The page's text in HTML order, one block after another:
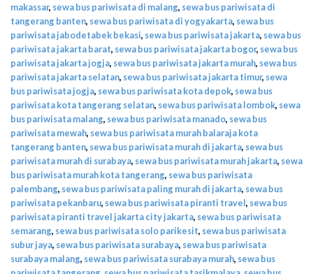
makassar, sewa bus pariwisata di malang, sewa bus pariwisata di
tangerang banten, sewa bus pariwisata di yogyakarta, sewa bus
pariwisata jabodetabek bekasi, sewa bus pariwisata jakarta, sewa bus
pariwisata jakarta barat, sewa bus pariwisata jakarta bogor, sewa bus
pariwisata jakarta jogja, sewa bus pariwisata jakarta murah, sewa bus
pariwisata jakarta selatan, sewa bus pariwisata jakarta timur, sewa
bus pariwisata jogja, sewa bus pariwisata kota depok, sewa bus
pariwisata kota tangerang selatan, sewa bus pariwisata lombok, sewa
bus pariwisata malang, sewa bus pariwisata manado, sewa bus
pariwisata mewah, sewa bus pariwisata murah balaraja kota
tangerang banten, sewa bus pariwisata murah di jakarta, sewa bus
pariwisata murah di surabaya, sewa bus pariwisata murah jakarta, sewa
bus pariwisata murah kota tangerang, sewa bus pariwisata
palembang, sewa bus pariwisata paling murah di jakarta, sewa bus
pariwisata pekanbaru, sewa bus pariwisata piranti travel, sewa bus
pariwisata piranti travel jakarta city jakarta, sewa bus pariwisata
semarang, sewa bus pariwisata solo parikesit, sewa bus pariwisata
subur jaya, sewa bus pariwisata surabaya, sewa bus pariwisata
surabaya malang, sewa bus pariwisata surabaya murah, sewa bus